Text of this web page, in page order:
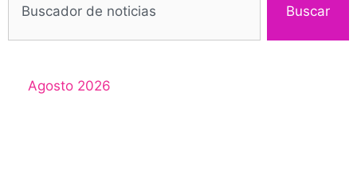
Buscar
Agosto 2026